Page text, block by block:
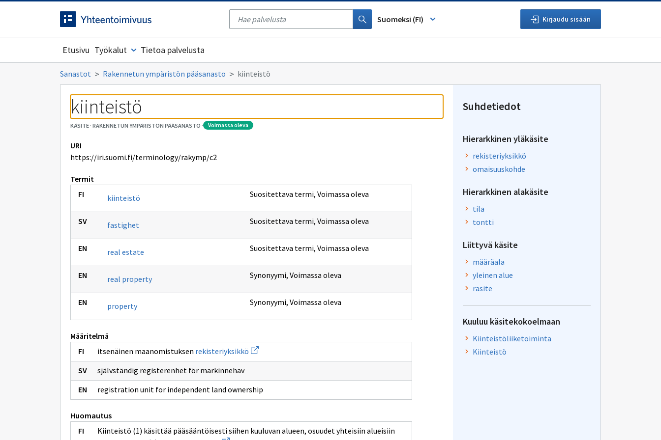
Siirrytty
Tyhjennä
haku
Suomeksi (FI) Kirjaudu sisään
Etusivu Työkalut Tietoa palvelusta
Sanastot Rakennetun ympäristön pääsanasto kiinteistö
kiinteistö
KÄSITE· RAKENNETUN YMPÄRISTÖN PÄÄSANASTO · voimassa oleva
URI
https://iri.suomi.fi/terminology/rakymp/c2
Termit
kiinteistö
Suositettava termi, Voimassa oleva
fastighet Suositettava termi, Voimassa oleva
real estate Suositettava termi, Voimassa oleva
real property Synonyymi, Voimassa oleva
property Synonyymi, Voimassa oleva
Määritelmä
itsenäinen maanomistuksen rekisteriyksikkö Avaa
uuden
ikkunan
rekisteriyksikkö
självständig registerenhet för markinnehav
registration unit for independent land ownership
Huomautus
Kiinteistö (1) käsittää pääsääntöisesti siihen kuuluvan alueen, osuudet yhteisiin alueisiin
Suhdetiedot
Hierarkkinen yläkäsite
rekisteriyksikkö
omaisuuskohde
Hierarkkinen alakäsite
tila
tontti
Liittyvä käsite
määräala
yleinen alue
rasite
Kuuluu käsitekokoelmaan
Kiinteistöliiketoiminta
Kiinteistö